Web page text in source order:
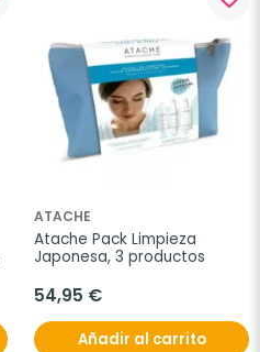
ATACHE
Atache Pack Limpieza
Japonesa, 3 productos
54,95 €
Añadir al carrito